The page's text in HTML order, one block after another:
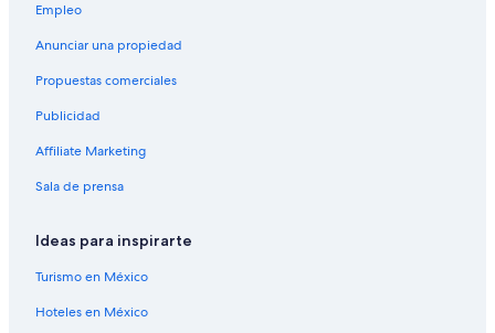
Hoteles con desayuno incluido en Centro
Hoteles con parque acuático en Centro
Hoteles en la naturaleza en Centro
Hoteles para fumadores en Centro
Hoteles en Centro
B&B en Condado de Hartford
Hoteles de lujo en East Hartford
Hoteles en Extremo Oeste
Empleo
Anunciar una propiedad
Propuestas comerciales
Publicidad
Affiliate Marketing
Sala de prensa
Ideas para inspirarte
Turismo en México
Hoteles en México